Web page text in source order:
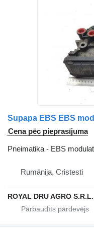
Cena pēc pieprasījuma
Pneimatika - EBS
Rumānija, Cristesti
ROYAL DRU AGRO S.R.L.